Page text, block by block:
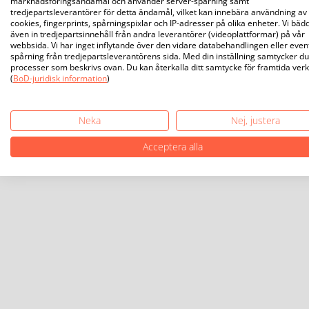
tredjepartsleverantörer för detta ändamål, vilket kan innebära användning av
cookies, fingerprints, spårningspixlar och IP-adresser på olika enheter. Vi
även in tredjepartsinnehåll från andra leverantörer (videoplattformar) på vår
webbsida. Vi har inget inflytande över den vidare databehandlingen eller
spårning från tredjepartsleverantörens sida. Med din inställning samtycker
processer som beskrivs ovan. Du kan återkalla ditt samtycke för framtida
(BoD-juridisk information)
Neka
Nej, justera
Acceptera alla